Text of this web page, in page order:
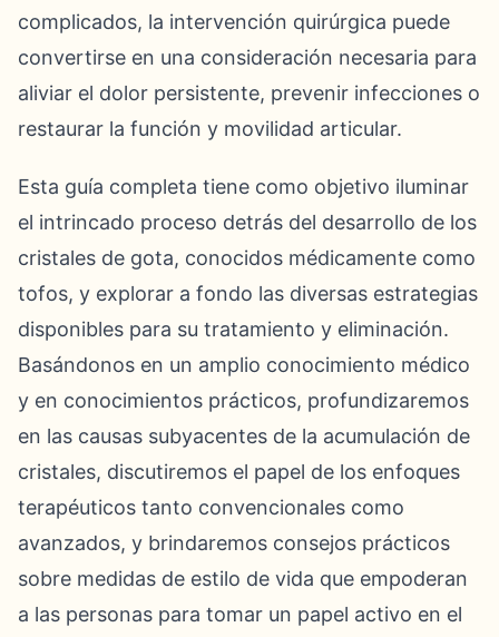
complicados, la intervención quirúrgica puede
convertirse en una consideración necesaria para
aliviar el dolor persistente, prevenir infecciones o
restaurar la función y movilidad articular.
Esta guía completa tiene como objetivo iluminar
el intrincado proceso detrás del desarrollo de los
cristales de gota, conocidos médicamente como
tofos, y explorar a fondo las diversas estrategias
disponibles para su tratamiento y eliminación.
Basándonos en un amplio conocimiento médico
y en conocimientos prácticos, profundizaremos
en las causas subyacentes de la acumulación de
cristales, discutiremos el papel de los enfoques
terapéuticos tanto convencionales como
avanzados, y brindaremos consejos prácticos
sobre medidas de estilo de vida que empoderan
a las personas para tomar un papel activo en el